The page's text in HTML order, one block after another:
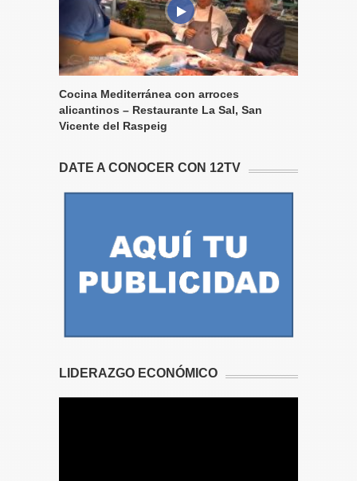
Cocina Mediterránea con arroces
alicantinos – Restaurante La Sal, San
Vicente del Raspeig
DATE A CONOCER CON 12TV
LIDERAZGO ECONÓMICO